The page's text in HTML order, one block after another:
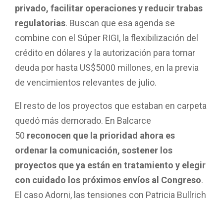
privado, facilitar operaciones y reducir trabas
regulatorias. Buscan que esa agenda se
combine con el Súper RIGI, la flexibilización del
crédito en dólares y la autorización para tomar
deuda por hasta US$5000 millones, en la previa
de vencimientos relevantes de julio.
El resto de los proyectos que estaban en carpeta
quedó más demorado. En Balcarce
50 reconocen que la prioridad ahora es
ordenar la comunicación, sostener los
proyectos que ya están en tratamiento y elegir
con cuidado los próximos envíos al Congreso.
El caso Adorni, las tensiones con Patricia Bullrich